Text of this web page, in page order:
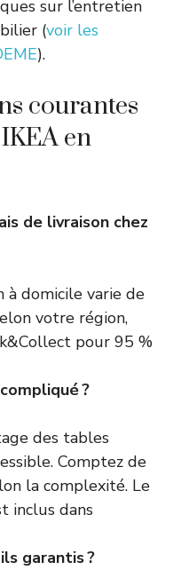
sur l’entretien
(voir les
).
courantes
en
de livraison chez
à domicile varie de
votre région,
pour 95 %
?
des tables
Comptez de
la complexité. Le
inclus dans
garantis ?